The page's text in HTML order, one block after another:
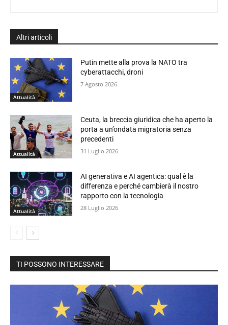
Altri articoli
Attualità
Putin mette alla prova la NATO tra
cyberattacchi, droni
7 Agosto 2026
Attualità
Ceuta, la breccia giuridica che ha aperto la
porta a un’ondata migratoria senza
precedenti
31 Luglio 2026
Attualità
AI generativa e AI agentica: qual è la
differenza e perché cambierà il nostro
rapporto con la tecnologia
28 Luglio 2026
TI POSSONO INTERESSARE